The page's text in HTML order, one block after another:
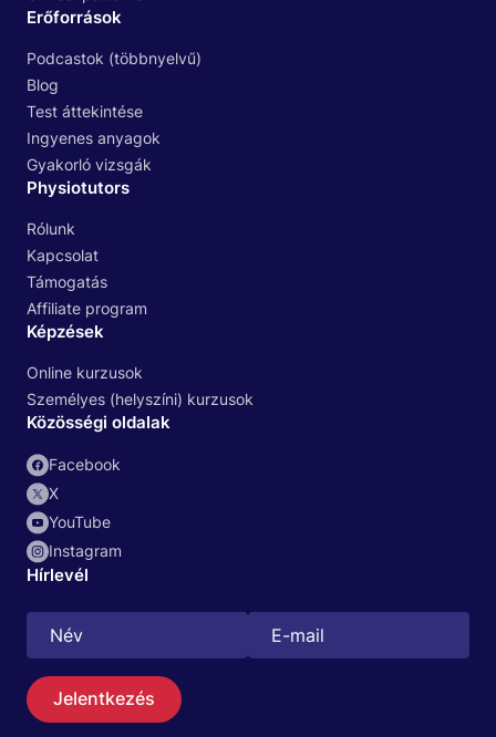
Keresés
HU
Erőforrások
Podcastok (többnyelvű)
Blog
Test áttekintése
Ingyenes anyagok
Gyakorló vizsgák
Physiotutors
Rólunk
Kapcsolat
Támogatás
Affiliate program
Képzések
Online kurzusok
Személyes (helyszíni) kurzusok
Közösségi oldalak
Facebook
X
YouTube
Instagram
Hírlevél
Jelentkezés